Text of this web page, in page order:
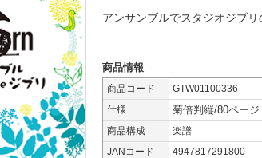
アンサンブルでスタジオジブリ
商品情報
商品コード GTW01100336
仕様
菊倍判縦/80ページ
商品構成
楽譜
JANコード
4947817291800